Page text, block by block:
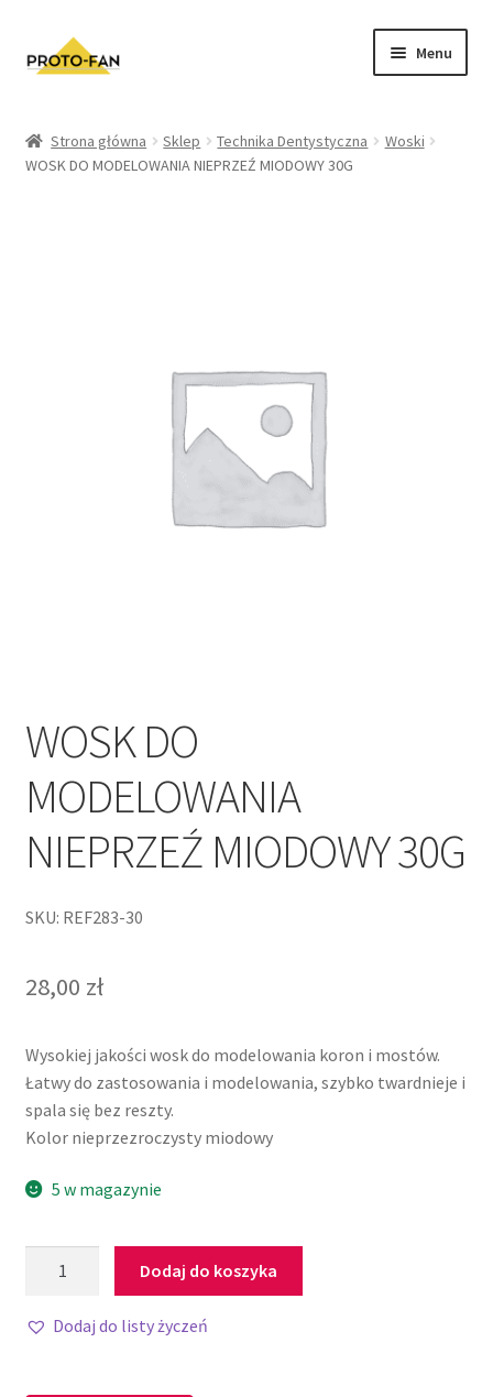
Menu
Kursy Stomatologiczne
Strona główna Sklep Technika Dentystyczna
Woski
WOSK DO MODELOWANIA NIEPRZEŹ MIODOWY 30G
WOSK DO
MODELOWANIA
NIEPRZEŹ MIODOWY 30G
SKU: REF283-30
28,00 zł
Wysokiej jakości wosk do modelowania koron i mostów.
Łatwy do zastosowania i modelowania, szybko twardnieje i
spala się bez reszty.
Kolor nieprzezroczysty miodowy
5 w magazynie
Dodaj do koszyka
Dodaj do listy życzeń